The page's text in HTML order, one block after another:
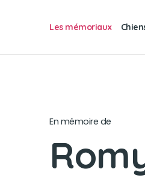
Les mémoriaux
En mémoire de